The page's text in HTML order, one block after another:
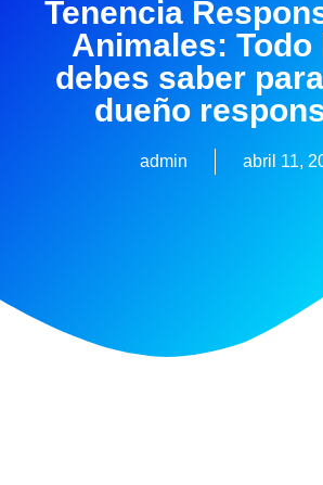
Tenencia
Animales: Todo
debes saber
dueño
admin abril 11,